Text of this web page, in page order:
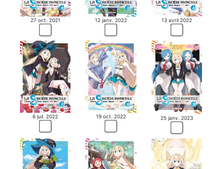
27 oct. 2021 12 janv. 2022 13 avril 2022
6 juil. 2022 19 oct. 2022 25 janv. 2023